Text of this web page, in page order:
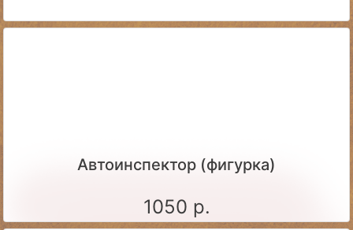
Автоинспектор (фигурка)
1050 р.